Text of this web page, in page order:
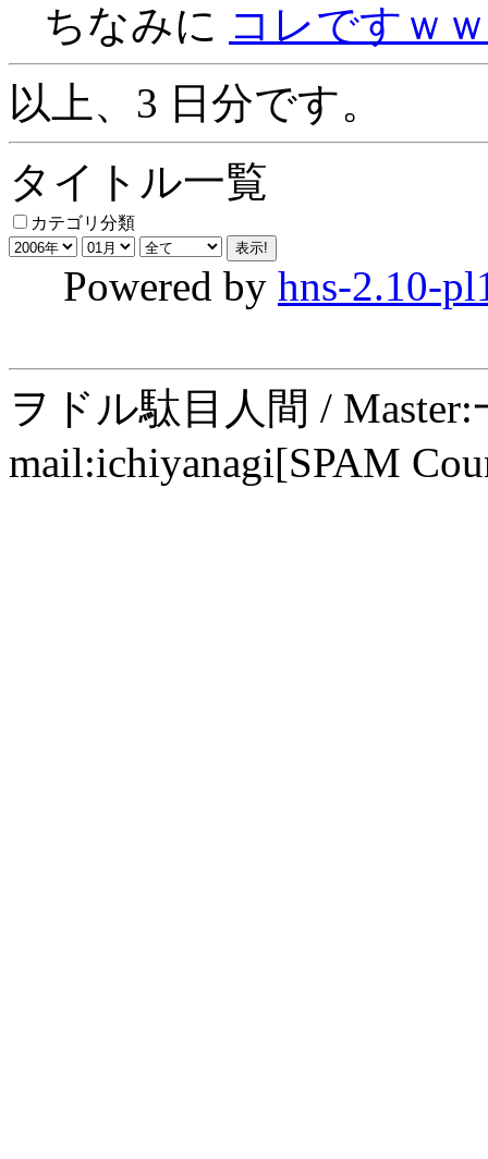
ちなみに コレですｗ
以上、3 日分です。
タイトル一覧
カテゴリ分類
Powered by hns-2.10-
ヲドル駄目人間 /
mail:ichiyanagi[SPAM